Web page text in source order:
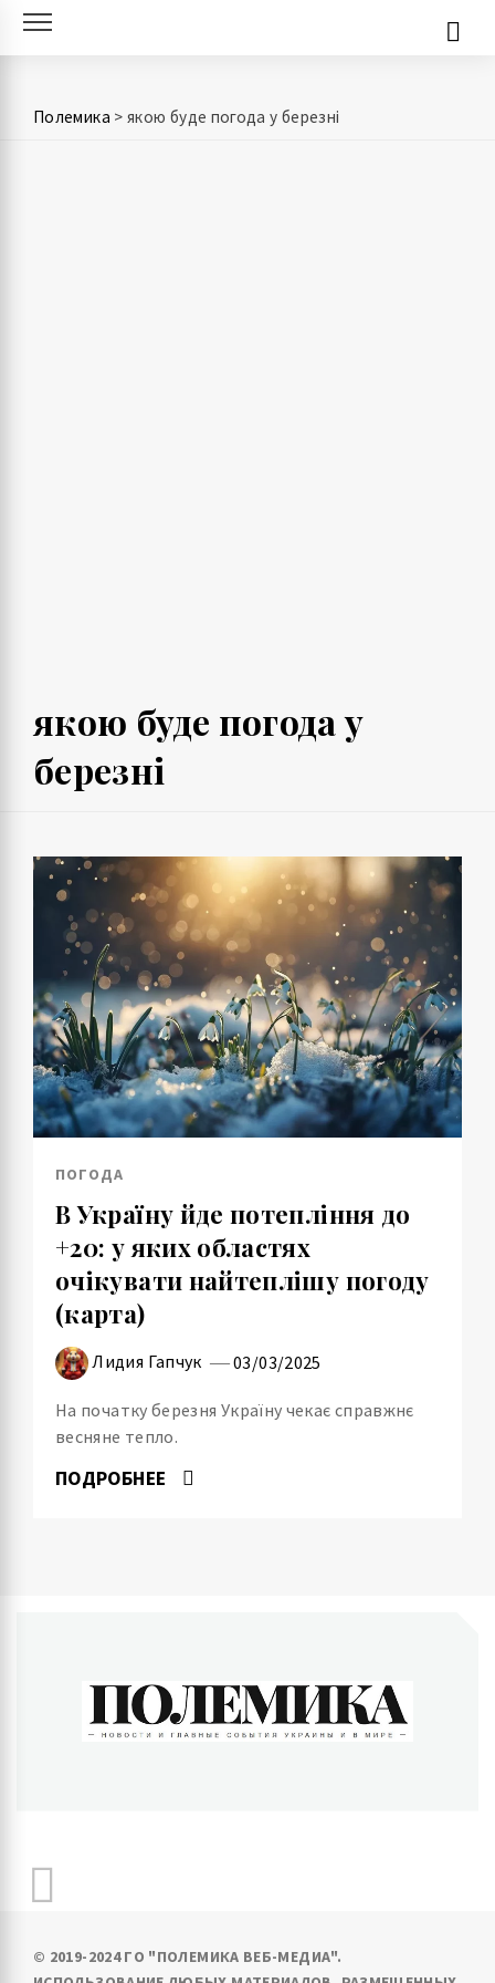
Skip
Полемика > якою буде погода у березні
якою буде погода у
березні
ПОГОДА
В Україну йде потепління до
+20: у яких областях
очікувати найтеплішу погоду
(карта)
Лидия Гапчук 03/03/2025
На початку березня Україну чекає справжнє
весняне тепло.
ПОДРОБНЕЕ
© 2019-2024 ГО "ПОЛЕМИКА ВЕБ-МЕДИА".